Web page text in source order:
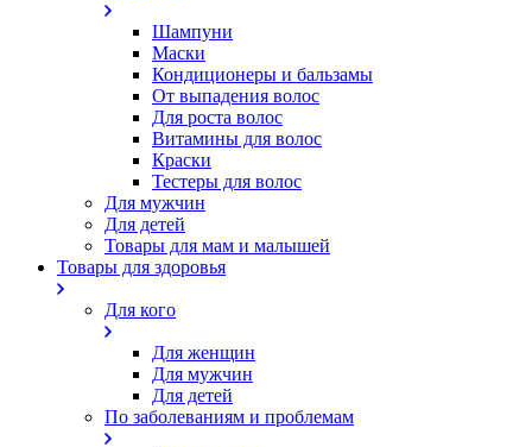
Шампуни
Маски
Кондиционеры и бальзамы
От выпадения волос
Для роста волос
Витамины для волос
Краски
Тестеры для волос
Для мужчин
Для детей
Товары для мам и малышей
Товары для здоровья
Для кого
Для женщин
Для мужчин
Для детей
По заболеваниям и проблемам